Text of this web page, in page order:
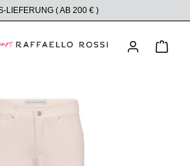
LIEFERUNG ( AB 200 € )